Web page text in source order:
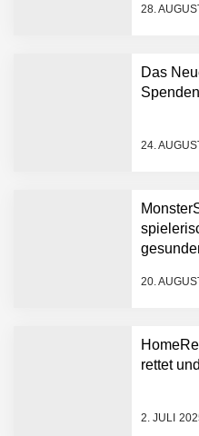
28.
Das
24.
20.
rettet
2. JULI
KI